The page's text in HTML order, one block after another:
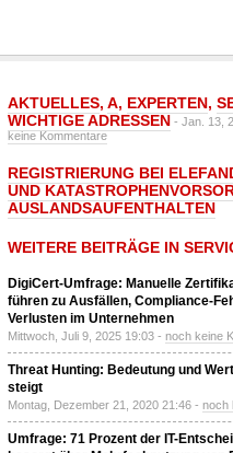
AKTUELLES, A, EXPERTEN,
WICHTIGE ADRESSEN - Jan. 13,
keine Kommentare
REGISTRIERUNG BEI
UND
AUSLANDSAUFENTHALTEN
WEITERE BEITRÄGE IN
DigiCert-Umfrage: Manuelle
führen zu Ausfällen, Compliance-
Verlusten im Unternehmen
Mittwoch, Juli 9, 2025 19:03 - noch keine
Threat Hunting: Bedeutung und
steigt
Montag, Dezember 21, 2020 21:46 - noch
Umfrage: 71 Prozent der IT-